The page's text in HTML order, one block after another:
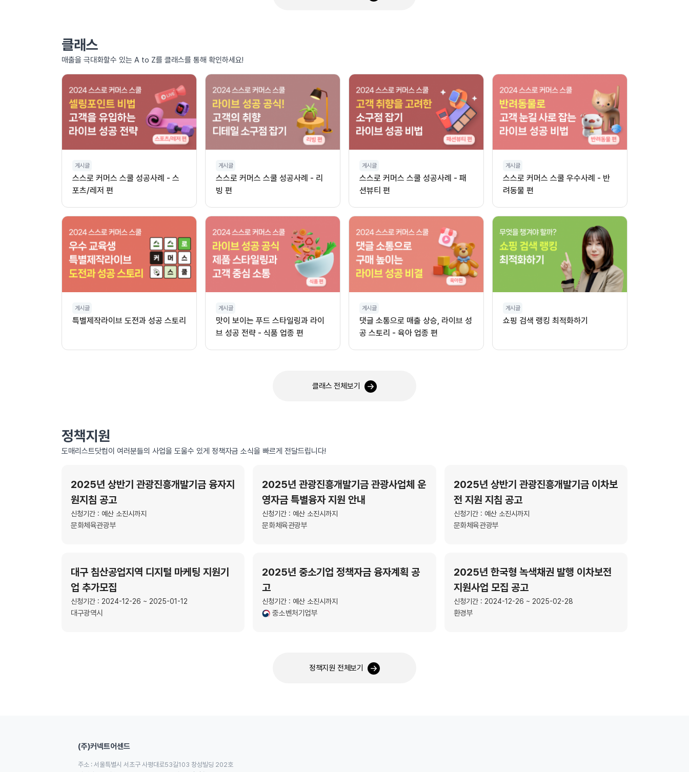
클래스
매출을 극대화할수 있는 A to Z를 클래스를 통해 확인하세요!
게시글
스스로 커머스 스쿨 성공사례 - 스
포츠/레저 편
게시글
스스로 커머스 스쿨 성공사례 - 리
빙 편
게시글
스스로 커머스 스쿨 성공사례 - 패
션뷰티 편
게시글
스스로 커머스 스쿨 우수사례 - 반
려동물 편
게시글
특별제작라이브 도전과 성공 스토리
게시글
맛이 보이는 푸드 스타일링과 라이
브 성공 전략 - 식품 업종 편
게시글
댓글 소통으로 매출 상승, 라이브 성
공 스토리 - 육아 업종 편
게시글
쇼핑 검색 랭킹 최적화하기
클래스 전체보기
정책지원
도매리스트닷컴이 여러분들의 사업을 도울수 있게 정책자금 소식을 빠르게 전달드립니다!
2025년 상반기 관광진흥개발기금 융자지
원지침 공고
신청기간 : 예산 소진시까지
문화체육관광부
2025년 관광진흥개발기금 관광사업체 운
영자금 특별융자 지원 안내
신청기간 : 예산 소진시까지
문화체육관광부
2025년 상반기 관광진흥개발기금 이차보
전 지원 지침 공고
신청기간 : 예산 소진시까지
문화체육관광부
대구 침산공업지역 디지털 마케팅 지원기
업 추가모집
신청기간 : 2024-12-26 ~ 2025-01-12
대구광역시
2025년 중소기업 정책자금 융자계획 공
고
신청기간 : 예산 소진시까지
중소벤처기업부
2025년 한국형 녹색채권 발행 이차보전
지원사업 모집 공고
신청기간 : 2024-12-26 ~ 2025-02-28
환경부
정책지원 전체보기
(주)커넥트어센드
주소 : 서울특별시 서초구 사평대로53길103 창성빌딩 202호